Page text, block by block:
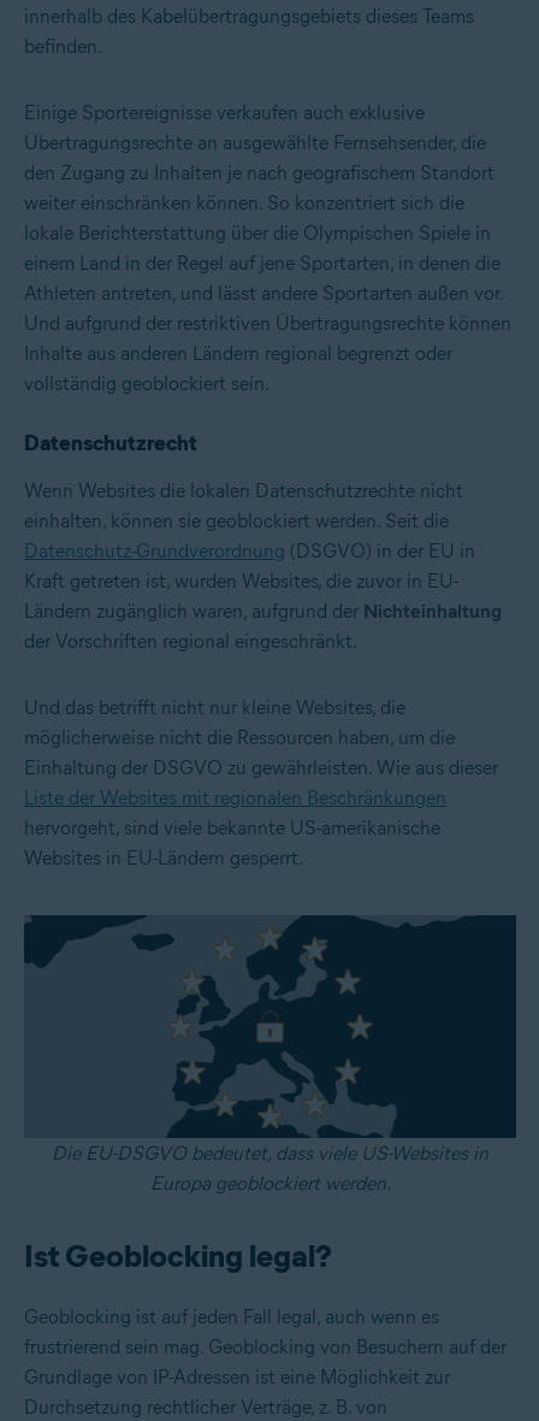
innerhalb des Kabelübertragungsgebiets dieses Teams
befinden.
Einige Sportereignisse verkaufen auch exklusive
Übertragungsrechte an ausgewählte Fernsehsender, die
den Zugang zu Inhalten je nach geografischem Standort
weiter einschränken können. So konzentriert sich die
lokale Berichterstattung über die Olympischen Spiele in
einem Land in der Regel auf jene Sportarten, in denen die
Athleten antreten, und lässt andere Sportarten außen vor.
Und aufgrund der restriktiven Übertragungsrechte können
Inhalte aus anderen Ländern regional begrenzt oder
vollständig geoblockiert sein.
Datenschutzrecht
Wenn Websites die lokalen Datenschutzrechte nicht
einhalten, können sie geoblockiert werden. Seit die
Datenschutz-Grundverordnung (DSGVO) in der EU in
Kraft getreten ist, wurden Websites, die zuvor in EU-
Ländern zugänglich waren, aufgrund der Nichteinhaltung
der Vorschriften regional eingeschränkt.
Und das betrifft nicht nur kleine Websites, die
möglicherweise nicht die Ressourcen haben, um die
Einhaltung der DSGVO zu gewährleisten. Wie aus dieser
Liste der Websites mit regionalen Beschränkungen
hervorgeht, sind viele bekannte US-amerikanische
Websites in EU-Ländern gesperrt.
Die EU-DSGVO bedeutet, dass viele US-Websites in
Europa geoblockiert werden.
Ist Geoblocking legal?
Geoblocking ist auf jeden Fall legal, auch wenn es
frustrierend sein mag. Geoblocking von Besuchern auf der
Grundlage von IP-Adressen ist eine Möglichkeit zur
Durchsetzung rechtlicher Verträge, z. B. von